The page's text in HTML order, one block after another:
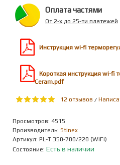
Оплата частями
От 2-х до 25-ти платежей
Инструкция wi-fi
Короткая инструкция wi-fi
Ceram.pdf
12 отзывов /
Просмотров: 4515
Производитель: Stinex
Артикул: PL-T 350-700/220 (WiFi)
Состояние: Есть в наличии